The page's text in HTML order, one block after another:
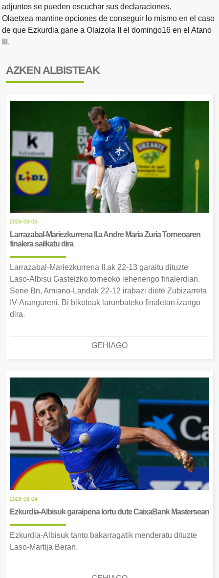
adjuntos se pueden escuchar sus declaraciones.
Olaetxea mantine opciones de conseguir lo mismo en el caso
de que Ezkurdia gane a Olaizola II el domingo16 en el Atano
III.
AZKEN ALBISTEAK
2026-08-05
Larrazabal-Mariezkurrena II.a Andre Maria Zuria Torneoaren
finalera sailkatu dira
Larrazabal-Mariezkurrena II.ak 22-13 garaitu dituzte
Laso-Albisu Gasteizko torneoko lehenengo finalerdian.
Serie Bn, Amiano-Landak 22-12 irabazi diete Zubizarreta
IV-Arangureni. Bi bikoteak larunbateko finaletan izango
dira.
GEHIAGO
2026-08-04
Ezkurdia-Albisuk garaipena lortu dute CaixaBank Mastersean
Ezkurdia-Albisuk tanto bakarragatik menderatu dituzte
Laso-Martija Beran.